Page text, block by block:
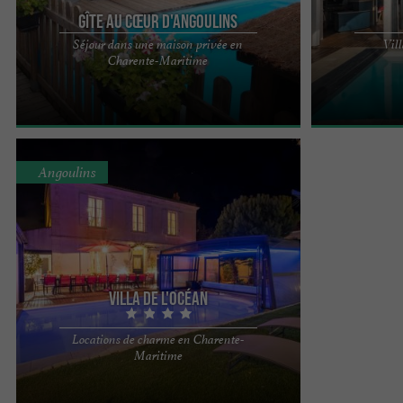
Gîte au cœur d'Angoulins
Séjour dans une maison privée en
Charente-Maritime
Maison 50m2, centre bourg à Angoulins-sur-Mer,
au calme, pas de passage voiture, 2 grandes
chambres avec armoires, ...
"Villa de
stylée et
Villa de l'Océan
Locations de charme en Charente-
Maritime
Angoulins
"Villa de l'Océan" : chaleureux ensemble Villa
stylée et maison de charme Très bel ensemble